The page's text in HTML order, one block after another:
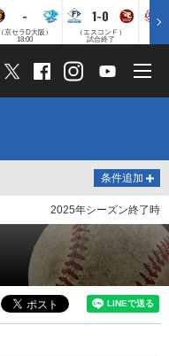
-
（京セラD大阪）
18:00
1-0
（エスコンＦ）
試合終了
条件追加
2025年シーズン終了時